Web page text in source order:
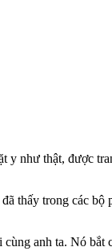
như thật, được
thấy trong các
anh ta. Nó